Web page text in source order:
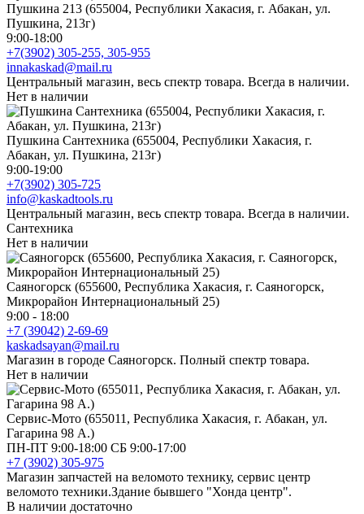
Пушкина 213 (655004, Республики Хакасия, г. Абакан, ул.
Пушкина, 213г)
9:00-18:00
+7(3902) 305-255, 305-955
innakaskad@mail.ru
Центральный магазин, весь спектр товара. Всегда в наличии.
Нет в наличии
Пушкина Сантехника (655004, Республики Хакасия, г.
Абакан, ул. Пушкина, 213г)
9:00-19:00
+7(3902) 305-725
info@kaskadtools.ru
Центральный магазин, весь спектр товара. Всегда в наличии.
Сантехника
Нет в наличии
Саяногорск (655600, Республика Хакасия, г. Саяногорск,
Микрорайон Интернациональный 25)
9:00 - 18:00
+7 (39042) 2-69-69
kaskadsayan@mail.ru
Магазин в городе Саяногорск. Полный спектр товара.
Нет в наличии
Сервис-Мото (655011, Республика Хакасия, г. Абакан, ул.
Гагарина 98 А.)
ПН-ПТ 9:00-18:00 СБ 9:00-17:00
+7 (3902) 305-975
Магазин запчастей на веломото технику, сервис центр
веломото техники.Здание бывшего "Хонда центр".
В наличии достаточно